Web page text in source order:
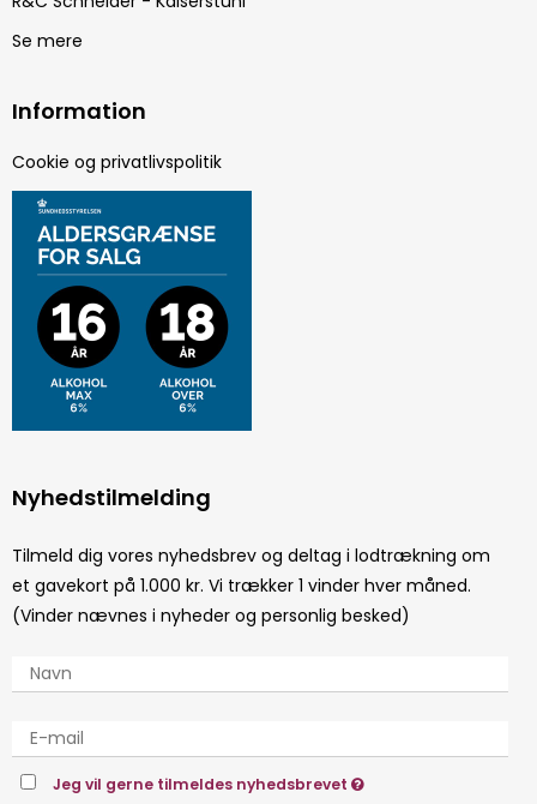
Se mere
Information
Cookie og privatlivspolitik
Nyhedstilmelding
Tilmeld dig vores nyhedsbrev og deltag i lodtrækning om
et gavekort på 1.000 kr. Vi trækker 1 vinder hver måned.
(Vinder nævnes i nyheder og personlig besked)
Jeg vil gerne tilmeldes nyhedsbrevet